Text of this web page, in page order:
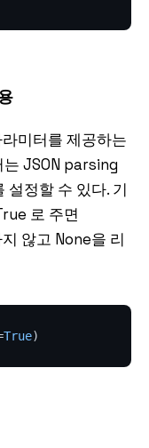
미터를 제공하는
는 JSON parsing
정할 수 있다. 기
로 주면
않고 None을 리
True